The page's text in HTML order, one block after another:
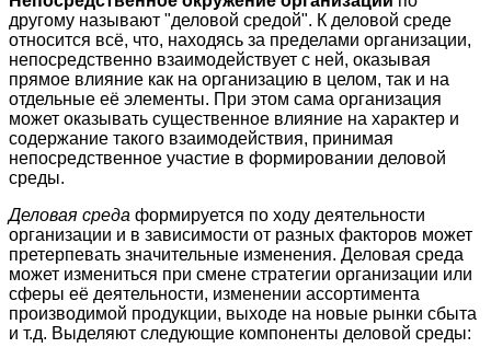
другому называют "деловой средой". К деловой среде
относится всё, что, находясь за пределами организации,
непосредственно взаимодействует с ней, оказывая
прямое влияние как на организацию в целом, так и на
отдельные её элементы. При этом сама организация
может оказывать существенное влияние на характер и
содержание такого взаимодействия, принимая
непосредственное участие в формировании деловой
среды.
Деловая среда формируется по ходу деятельности
организации и в зависимости от разных факторов может
претерпевать значительные изменения. Деловая среда
может измениться при смене стратегии организации или
сферы её деятельности, изменении ассортимента
производимой продукции, выходе на новые рынки сбыта
и т.д. Выделяют следующие компоненты деловой среды: